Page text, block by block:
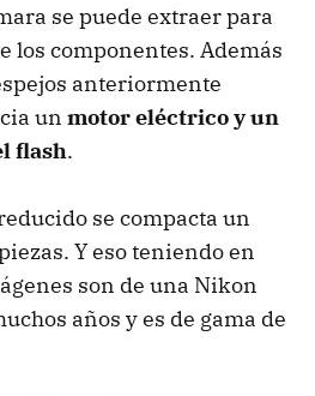
se puede extraer para
los componentes. Además
anteriormente
un motor eléctrico y un
flash.
se compacta un
Y eso teniendo en
son de una Nikon
años y es de gama de